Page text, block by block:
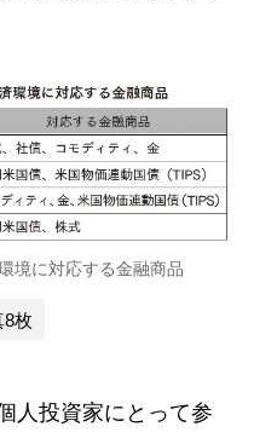
境に対応する金融商品
8枚
人投資家にとって参